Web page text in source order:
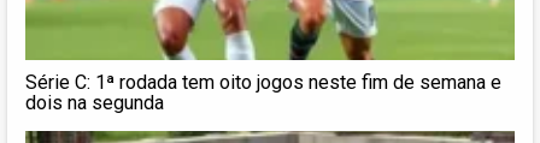
Série C: 1ª rodada tem oito jogos neste fim de semana e
dois na segunda